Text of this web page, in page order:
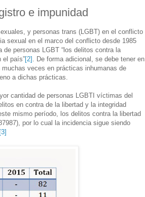
e impunidad
y personas trans (LGBT) en el conflicto
sexual en el marco del conflicto desde 1985
personas LGBT “los delitos contra la
el país”[2] . De forma adicional, se debe tener en
veces en prácticas inhumanas de
a dichas prácticas.
cantidad de personas LGBTI víctimas del
en contra de la libertad y la integridad
mismo período, los delitos contra la libertad
por lo cual la incidencia sigue siendo
[3]